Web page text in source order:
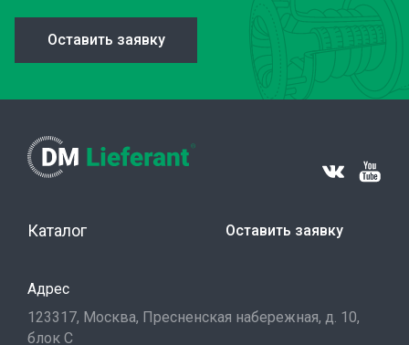
Оставить заявку
Каталог Оставить заявку
Адрес
123317, Москва, Пресненская набережная, д. 10,
блок С